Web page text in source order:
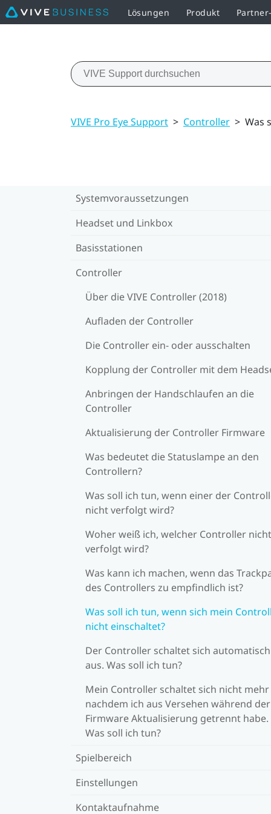
Lösungen Produkt
VIVE Pro Eye Support > Controller > Was
Systemvoraussetzungen
Headset und Linkbox
Basisstationen
Controller
Über die VIVE Controller (2018)
Aufladen der Controller
Die Controller ein- oder ausschalten
Kopplung der Controller mit dem
Anbringen der Handschlaufen an die
Controller
Aktualisierung der Controller Firmware
Was bedeutet die Statuslampe an den
Controllern?
Was soll ich tun, wenn einer der
nicht verfolgt wird?
Woher weiß ich, welcher Controller nicht
verfolgt wird?
Was kann ich machen, wenn das
des Controllers zu empfindlich ist?
Was soll ich tun, wenn sich mein
nicht einschaltet?
Der Controller schaltet sich automatisch
aus. Was soll ich tun?
Mein Controller schaltet sich nicht mehr
nachdem ich aus Versehen während der
Firmware Aktualisierung getrennt habe.
Was soll ich tun?
Spielbereich
Einstellungen
Kontaktaufnahme